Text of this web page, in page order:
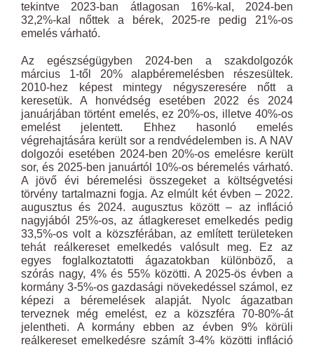
tekintve 2023-ban átlagosan 16%-kal, 2024-ben
32,2%-kal nőttek a bérek, 2025-re pedig 21%-os
emelés várható.
Az egészségügyben 2024-ben a szakdolgozók
március 1-től 20% alapbéremelésben részesültek.
2010-hez képest mintegy négyszeresére nőtt a
keresetük. A honvédség esetében 2022 és 2024
januárjában történt emelés, ez 20%-os, illetve 40%-os
emelést jelentett. Ehhez hasonló emelés
végrehajtására került sor a rendvédelemben is. A NAV
dolgozói esetében 2024-ben 20%-os emelésre került
sor, és 2025-ben januártól 10%-os béremelés várható.
A jövő évi béremelési összegeket a költségvetési
törvény tartalmazni fogja. Az elmúlt két évben – 2022.
augusztus és 2024. augusztus között – az infláció
nagyjából 25%-os, az átlagkereset emelkedés pedig
33,5%-os volt a közszférában, az említett területeken
tehát reálkereset emelkedés valósult meg. Ez az
egyes foglalkoztatotti ágazatokban különböző, a
szórás nagy, 4% és 55% közötti. A 2025-ös évben a
kormány 3-5%-os gazdasági növekedéssel számol, ez
képezi a béremelések alapját. Nyolc ágazatban
terveznek még emelést, ez a közszféra 70-80%-át
jelentheti. A kormány ebben az évben 9% körüli
reálkereset emelkedésre számít 3-4% közötti infláció